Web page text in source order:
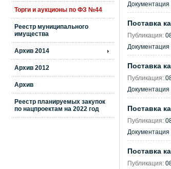
Торги и аукционы по ФЗ №44
Реестр муниципального
имущества
Архив 2014
Архив 2012
Архив
Реестр планируемых закупок
по нацпроектам на 2022 год
Поставка
Публикация:
Поставка
Публикация:
Поставка
Публикация:
Поставка
Публикация: